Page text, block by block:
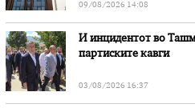
09/08/2026 14:08
И инцидентот во
партиските кавги
03/08/2026 16:37